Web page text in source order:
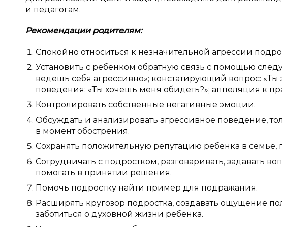
и педагогам.
Рекомендации родителям:
Спокойно относиться к незначительной агрессии
Установить с ребенком обратную связь с помощью
ведешь себя агрессивно»; констатирующий вопрос:
поведения: «Ты хочешь меня обидеть?»; аппеляция к
Контролировать собственные негативные эмоции.
Обсуждать и анализировать агрессивное поведение,
в момент обострения.
Сохранять положительную репутацию ребенка в
Сотрудничать с подростком, разговаривать, задавать
помогать в принятии решения.
Помочь подростку найти пример для подражания.
Расширять кругозор подростка, создавать ощущение
заботиться о духовной жизни ребенка.